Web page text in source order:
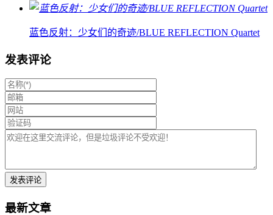
蓝色反射：少女们的奇迹/BLUE REFLECTION Quartet
发表评论
最新文章